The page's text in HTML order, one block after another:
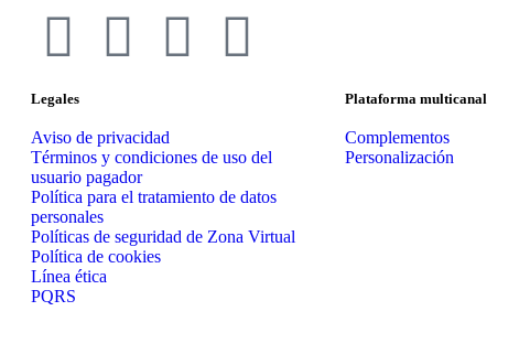
Legales
Aviso de privacidad
Términos y condiciones de uso del
usuario pagador
Política para el tratamiento de datos
personales
Políticas de seguridad de Zona Virtual
Política de cookies
Línea ética
PQRS
Plataforma multicanal
Complementos
Personalización